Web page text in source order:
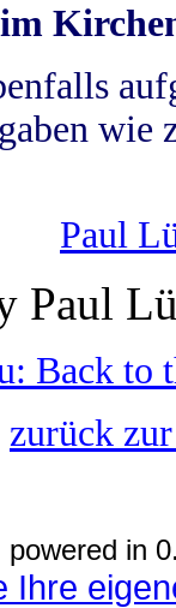
wie
Paul
Paul
Back to
zurück
powered in
Ihre